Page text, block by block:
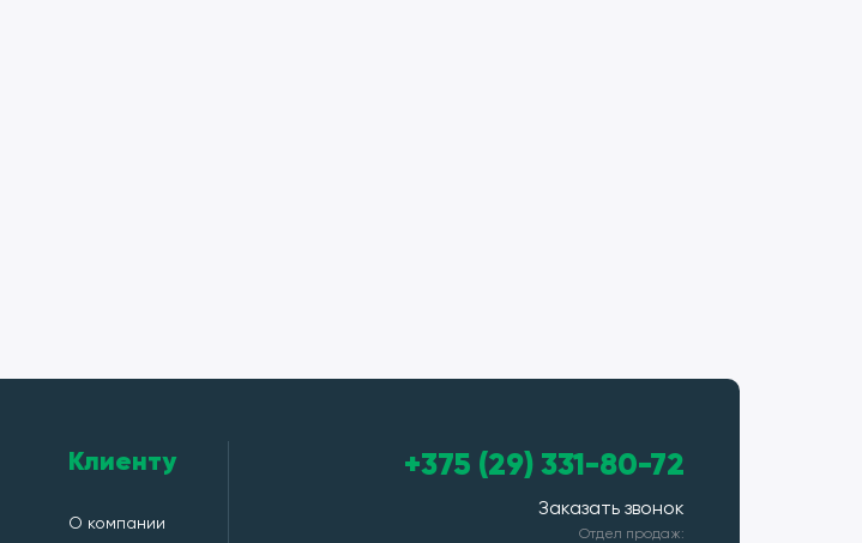
Клиенту
О компании
+375 (29) 331-80-72
Заказать звонок
Отдел продаж: